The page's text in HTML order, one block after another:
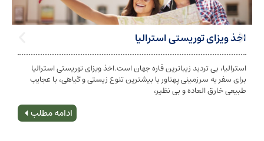
توریستی استرالیا
تردید زیباترین قاره جهان است.اخذ ویزای توریستی استرالیا
سرزمینی پهناور با بیشترین تنوع زیستی و گیاهی، با عجایب
العاده و بی نظیر،
تابعیت و اخذ
شخص به دولت